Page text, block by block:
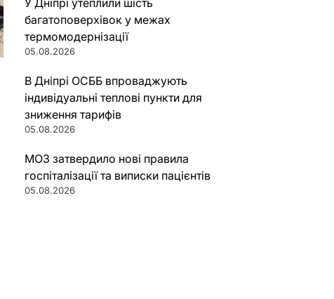
У Дніпрі утеплили шість
багатоповерхівок у межах
термомодернізації
05.08.2026
В Дніпрі ОСББ впроваджують
індивідуальні теплові пункти для
зниження тарифів
05.08.2026
МОЗ затвердило нові правила
госпіталізації та виписки пацієнтів
05.08.2026